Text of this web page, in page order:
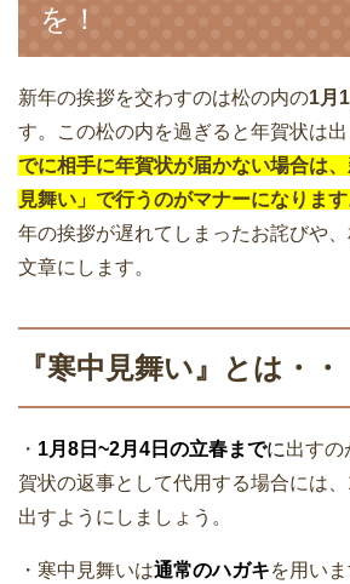
を！
新年の挨拶を交わすのは松の内の1月
す。この松の内を過ぎると年賀状は出
でに相手に年賀状が届かない場合は
見舞い」で行うのがマナーになります
年の挨拶が遅れてしまったお詫びや
文章にします。
『寒中見舞い』とは・・
・ 1月8日~2月4日の立春までに出すの
賀状の返事として代用する場合には
出すようにしましょう。
・寒中見舞いは通常のハガキを用いま